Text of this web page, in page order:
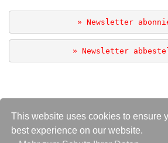
» Newsletter
» Newsletter
This website uses cookies to ensure
best experience on our website.